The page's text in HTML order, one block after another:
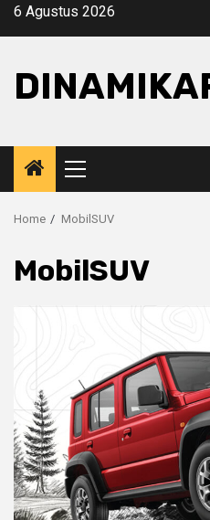
Skip6 Agustus 2026
Primary
Menu
Home MobilSUV
MobilSUV